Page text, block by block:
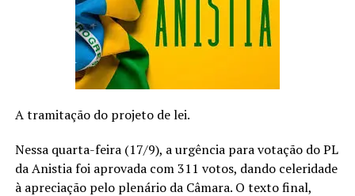
fortalecer o sistema imunológico.” Vale lembrar
também, que a vacinação é indispensável”, alerta o
farmacêutico da Farmácia Artesanal.
Fortaleça a imunidade
O especialista destaca ainda que uma das maneiras mais
imunidade. Afinal, fica muito mais difícil para os vírus
causarem problemas em um organismo que está
fortalecido. Por isso, vale apostar em suplementos,
A tramitação do projeto de lei.
Nessa quarta-feira (17/9), a urgência para votação do PL
da Anistia foi aprovada com 311 votos, dando celeridade
à apreciação pelo plenário da Câmara. O texto final,